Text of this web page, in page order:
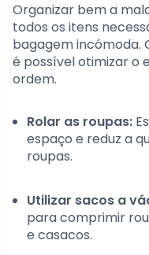
Organizar bem a
todos os itens
bagagem incómoda.
é possível otimizar o
ordem.
Rolar as roupas:
espaço e reduz a
roupas.
Utilizar sacos a
para comprimir
e casacos.